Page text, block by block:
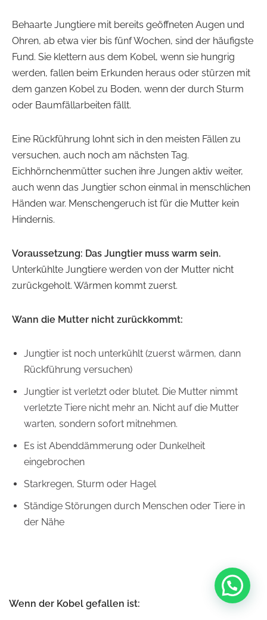
Behaarte Jungtiere mit bereits geöffneten Augen und
Ohren, ab etwa vier bis fünf Wochen, sind der häufigste
Fund. Sie klettern aus dem Kobel, wenn sie hungrig
werden, fallen beim Erkunden heraus oder stürzen mit
dem ganzen Kobel zu Boden, wenn der durch Sturm
oder Baumfällarbeiten fällt.
Eine Rückführung lohnt sich in den meisten Fällen zu
versuchen, auch noch am nächsten Tag.
Eichhörnchenmütter suchen ihre Jungen aktiv weiter,
auch wenn das Jungtier schon einmal in menschlichen
Händen war. Menschengeruch ist für die Mutter kein
Hindernis.
Voraussetzung: Das Jungtier muss warm sein.
Unterkühlte Jungtiere werden von der Mutter nicht
zurückgeholt. Wärmen kommt zuerst.
Wann die Mutter nicht zurückkommt:
Jungtier ist noch unterkühlt (zuerst wärmen, dann
Rückführung versuchen)
Jungtier ist verletzt oder blutet. Die Mutter nimmt
verletzte Tiere nicht mehr an. Nicht auf die Mutter
warten, sondern sofort mitnehmen.
Es ist Abenddämmerung oder Dunkelheit
eingebrochen
Starkregen, Sturm oder Hagel
Ständige Störungen durch Menschen oder Tiere in
der Nähe
Wenn der Kobel gefallen ist: